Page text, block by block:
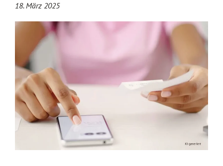
18. März 2025